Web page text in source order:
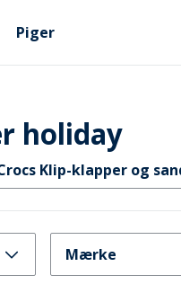
Piger
holiday
Klip-klapper og
Mærke